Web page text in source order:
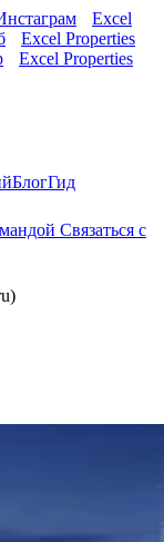
Excel
Excel Properties
Excel Properties
БлогГид
Связаться с